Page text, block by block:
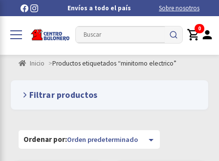
Envíos a todo el país Sobre nosotros
0
Inicio Productos etiquetados “minitorno electrico”
Filtrar productos